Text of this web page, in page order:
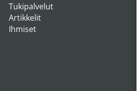
Tukipalvelut
Artikkelit
Ihmiset